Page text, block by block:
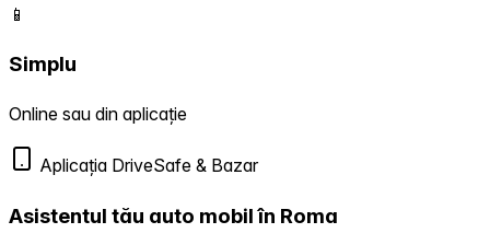
📱
Simplu
Online sau din aplicație
Aplicația DriveSafe & Bazar
Asistentul tău auto mobil în Roma